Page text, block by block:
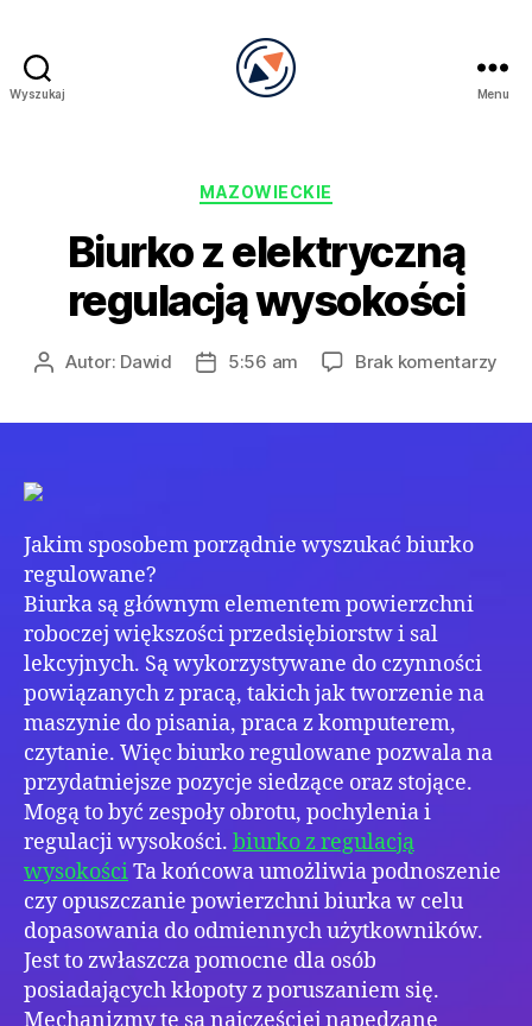
Wyszukaj Menu
Kategorie
MAZOWIECKIE
Biurko z elektryczną
regulacją wysokości
AutorAutor: Dawid
Data5:56 am Brak komentarzy
Jakim sposobem porządnie wyszukać biurko
regulowane?
Biurka są głównym elementem powierzchni
roboczej większości przedsiębiorstw i sal
lekcyjnych. Są wykorzystywane do czynności
powiązanych z pracą, takich jak tworzenie na
maszynie do pisania, praca z komputerem,
czytanie. Więc biurko regulowane pozwala na
przydatniejsze pozycje siedzące oraz stojące.
Mogą to być zespoły obrotu, pochylenia i
regulacji wysokości. biurko z regulacją
wysokościTa końcowa umożliwia podnoszenie
czy opuszczanie powierzchni biurka w celu
dopasowania do odmiennych użytkowników.
Jest to zwłaszcza pomocne dla osób
posiadających kłopoty z poruszaniem się.
Mechanizmy te są najczęściej napędzane